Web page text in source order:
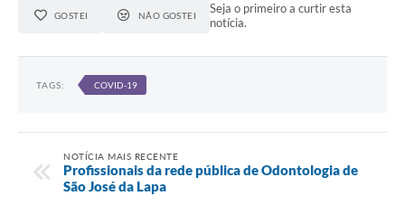
GOSTEI NÃO GOSTEI
Seja o primeiro a curtir esta
notícia.
TAGS: COVID-19
NOTÍCIA MAIS RECENTE
Profissionais da rede pública de Odontologia de
São José da Lapa